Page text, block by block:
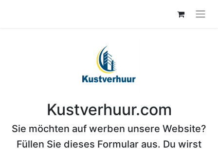
Kustverhuur.com
Sie möchten auf werben unsere Website?
Füllen Sie dieses Formular aus. Du wirst